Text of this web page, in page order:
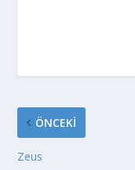
ÖNCEKI
Zeus